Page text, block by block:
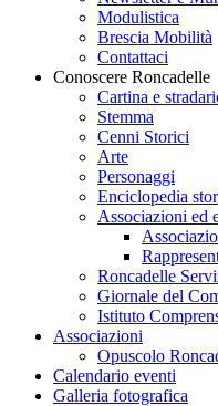
Modulistica
Brescia Mobilità
Contattaci
Conoscere Roncadelle
Cartina e
Stemma
Cenni Storici
Arte
Personaggi
Enciclopedia
Associazioni ed
Roncadelle
Giornale del
Istituto
Associazioni
Opuscolo
Calendario eventi
Galleria fotografica